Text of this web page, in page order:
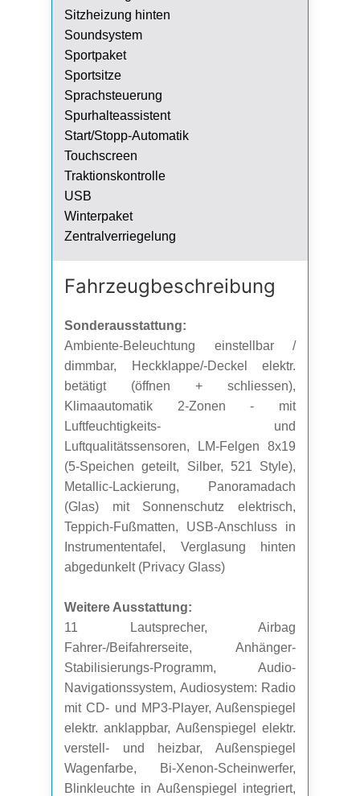
Sitzheizung hinten
Soundsystem
Sportpaket
Sportsitze
Sprachsteuerung
Spurhalteassistent
Start/Stopp-Automatik
Touchscreen
Traktionskontrolle
USB
Winterpaket
Zentralverriegelung
Fahrzeug­beschreibung
Sonderausstattung:
Ambiente-Beleuchtung einstellbar /
dimmbar, Heckklappe/-Deckel elektr.
betätigt (öffnen + schliessen),
Klimaautomatik 2-Zonen - mit
Luftfeuchtigkeits- und
Luftqualitätssensoren, LM-Felgen 8x19
(5-Speichen geteilt, Silber, 521 Style),
Metallic-Lackierung, Panoramadach
(Glas) mit Sonnenschutz elektrisch,
Teppich-Fußmatten, USB-Anschluss in
Instrumententafel, Verglasung hinten
abgedunkelt (Privacy Glass)
Weitere Ausstattung:
11 Lautsprecher, Airbag
Fahrer-/Beifahrerseite, Anhänger-
Stabilisierungs-Programm, Audio-
Navigationssystem, Audiosystem: Radio
mit CD- und MP3-Player, Außenspiegel
elektr. anklappbar, Außenspiegel elektr.
verstell- und heizbar, Außenspiegel
Wagenfarbe, Bi-Xenon-Scheinwerfer,
Blinkleuchte in Außenspiegel integriert,